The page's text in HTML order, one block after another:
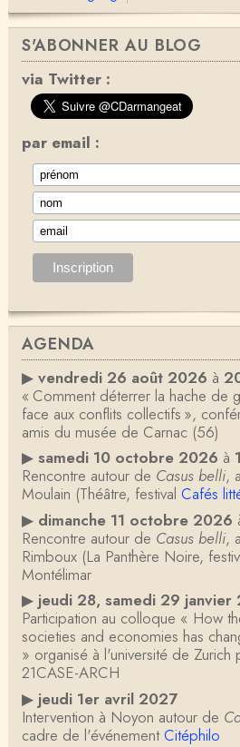
S'ABONNER AU BLOG
via Twitter :
par email :
AGENDA
▶ vendredi 26 août 2026 à
« Comment déterrer la hache de
face aux conflits collectifs »,
amis du musée de Carnac (56)
▶ samedi 10 octobre 2026 à
Rencontre autour de Casus belli,
Moulain (Théâtre, festival Cafés
▶ dimanche 11 octobre 2026
Rencontre autour de Casus belli,
Rimboux (La Panthère Noire,
Montélimar
▶ jeudi 28, samedi 29 janvier
Participation au colloque « How
societies and economies has
» organisé à l'université de Zurich
21CASE-ARCH
▶ jeudi 1er avril 2027
Intervention à Noyon autour de
cadre de l'événementCitéphilo